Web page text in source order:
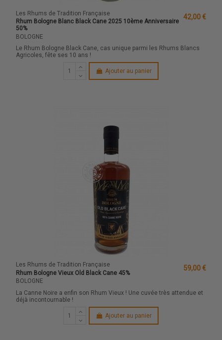
Les Rhums de Tradition Française
Rhum Bologne Blanc Black Cane 2025 10ème Anniversaire
50%
BOLOGNE
42,00 €
Le Rhum Bologne Black Cane, cas unique parmi les Rhums Blancs
Agricoles, fête ses 10 ans !
Ajouter au panier
Les Rhums de Tradition Française
Rhum Bologne Vieux Old Black Cane 45%
BOLOGNE
59,00 €
La Canne Noire a enfin son Rhum Vieux ! Une cuvée très attendue et
déjà incontournable !
Ajouter au panier